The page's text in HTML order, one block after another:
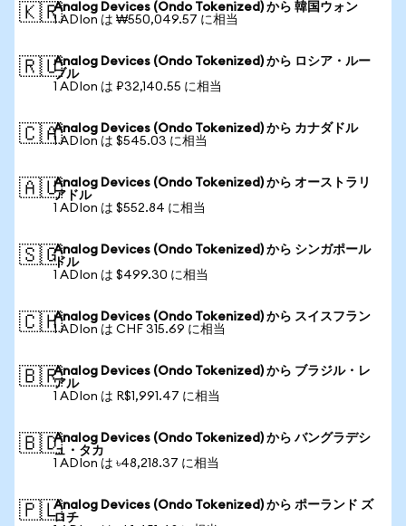
🇰🇷Analog Devices (Ondo Tokenized) から 韓国ウォン
1 ADIon は ₩550,049.57 に相当
🇷🇺Analog Devices (Ondo Tokenized) から ロシア・ルー
ブル
1 ADIon は ₽32,140.55 に相当
🇨🇦Analog Devices (Ondo Tokenized) から カナダドル
1 ADIon は $545.03 に相当
🇦🇺Analog Devices (Ondo Tokenized) から オーストラリ
アドル
1 ADIon は $552.84 に相当
🇸🇬Analog Devices (Ondo Tokenized) から シンガポール
ドル
1 ADIon は $499.30 に相当
🇨🇭Analog Devices (Ondo Tokenized) から スイスフラン
1 ADIon は CHF 315.69 に相当
🇧🇷Analog Devices (Ondo Tokenized) から ブラジル・レ
アル
1 ADIon は R$1,991.47 に相当
🇧🇩Analog Devices (Ondo Tokenized) から バングラデシ
ュ・タカ
1 ADIon は ৳48,218.37 に相当
🇵🇱Analog Devices (Ondo Tokenized) から ポーランド ズ
ロチ